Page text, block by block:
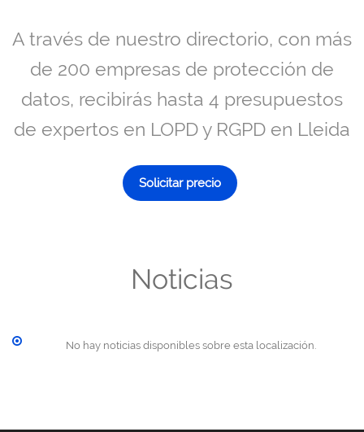
A través de nuestro directorio, con más
de 200 empresas de protección de
datos, recibirás hasta 4 presupuestos
de expertos en LOPD y RGPD en Lleida
Solicitar precio
Noticias
No hay noticias disponibles sobre esta localización.